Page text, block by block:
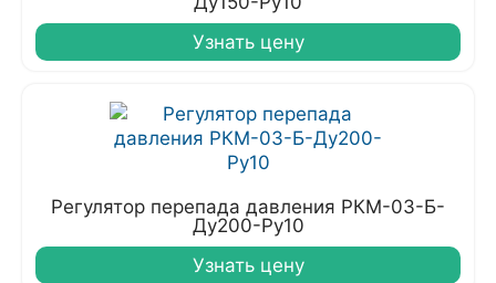
Узнать цену
Регулятор перепада давления РКМ-03-Б-
Ду200-Ру10
Узнать цену